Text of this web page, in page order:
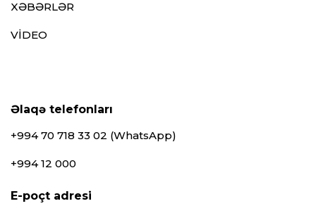
XƏBƏRLƏR
VİDEO
Əlaqə telefonları
+994 70 718 33 02 (WhatsApp)
+994 12 000
E-poçt adresi